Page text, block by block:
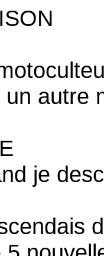
autre
je